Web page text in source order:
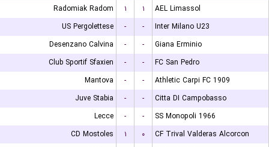
Radomiak Radom
۱ ۱
AEL Limassol
US Pergolettese
- -
Inter Milano U23
Desenzano Calvina
- -
Giana Erminio
Club Sportif Sfaxien
- -
FC San Pedro
Mantova
- -
Athletic Carpi FC 1909
Juve Stabia
- -
Citta DI Campobasso
Lecce
- -
SS Monopoli 1966
CD Mostoles
۱ ۰
CF Trival Valderas Alcorcon